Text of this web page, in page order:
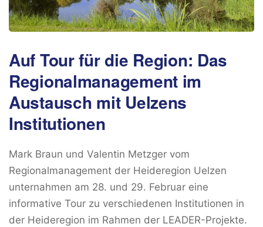
Auf Tour für die Region: Das
Regionalmanagement im
Austausch mit Uelzens
Institutionen
Mark Braun und Valentin Metzger vom
Regionalmanagement der Heideregion Uelzen
unternahmen am 28. und 29. Februar eine
informative Tour zu verschiedenen Institutionen in
der Heideregion im Rahmen der LEADER-Projekte.